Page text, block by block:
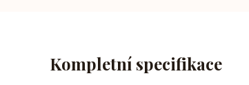
Kompletní specifikace